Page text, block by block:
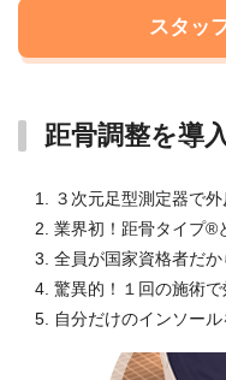
スタッ
距骨調整を導
３次元足型測定器で
業界初！距骨タイプ®
全員が国家資格者だか
驚異的！１回の施術で
自分だけのインソー